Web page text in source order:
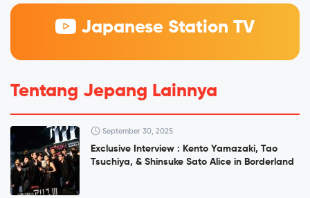
Japanese Station TV
Tentang Jepang Lainnya
September 30, 2025
Exclusive Interview : Kento Yamazaki, Tao
Tsuchiya, & Shinsuke Sato Alice in Borderland